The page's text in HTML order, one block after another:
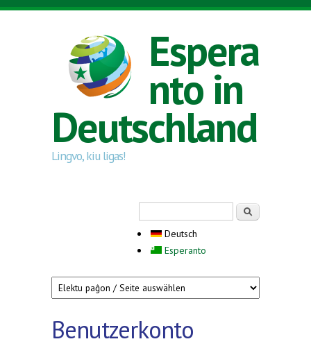
Direkt zum Inhalt
Espera
nto in
Deutschland
Lingvo, kiu ligas!
Deutsch
Esperanto
Benutzerkonto